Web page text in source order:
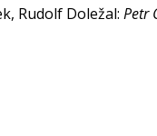
Rudolf Doležal: Petr